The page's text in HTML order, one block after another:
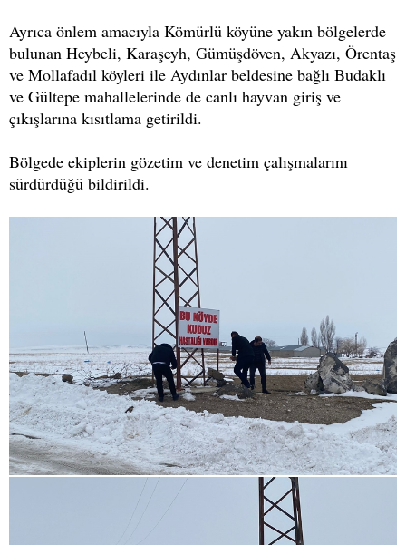
Ayrıca önlem amacıyla Kömürlü köyüne yakın bölgelerde
bulunan Heybeli, Karaşeyh, Gümüşdöven, Akyazı, Örentaş
ve Mollafadıl köyleri ile Aydınlar beldesine bağlı Budaklı
ve Gültepe mahallelerinde de canlı hayvan giriş ve
çıkışlarına kısıtlama getirildi.
Bölgede ekiplerin gözetim ve denetim çalışmalarını
sürdürdüğü bildirildi.